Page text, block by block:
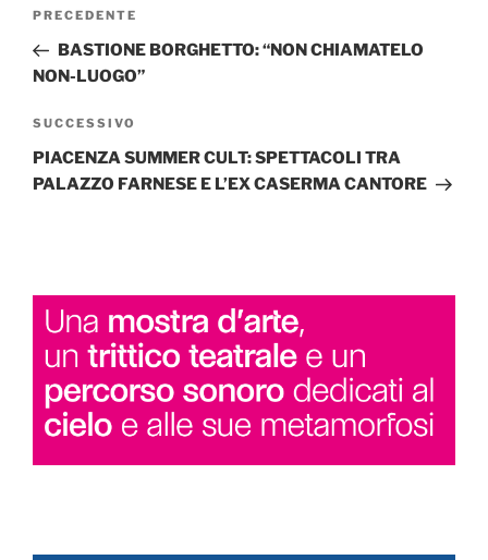
Articolo
precedente:
PRECEDENTE
BASTIONE BORGHETTO: “NON CHIAMATELO
NON-LUOGO”
Articolo
successivo
SUCCESSIVO
PIACENZA SUMMER CULT: SPETTACOLI TRA
PALAZZO FARNESE E L’EX CASERMA CANTORE